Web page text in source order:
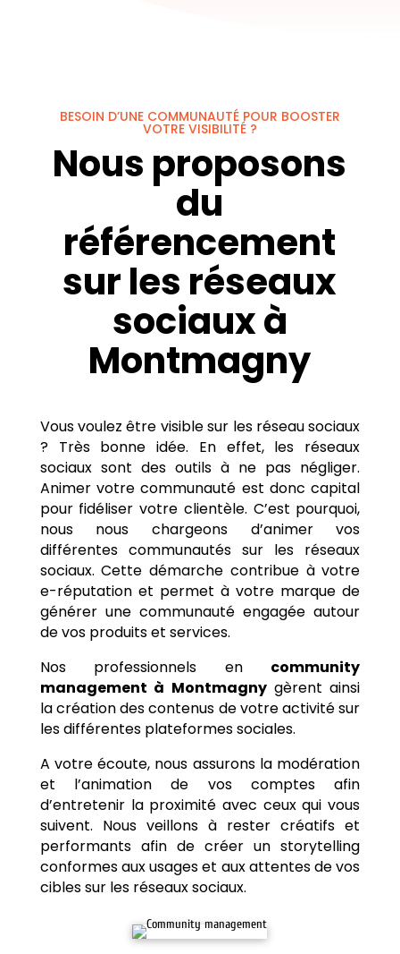
BESOIN D’UNE COMMUNAUTÉ POUR BOOSTER
VOTRE VISIBILITÉ ?
Nous proposons
du
référencement
sur les réseaux
sociaux à
Montmagny
Vous voulez être visible sur les réseau sociaux
? Très bonne idée. En effet, les réseaux
sociaux sont des outils à ne pas négliger.
Animer votre communauté est donc capital
pour fidéliser votre clientèle. C’est pourquoi,
nous nous chargeons d’animer vos
différentes communautés sur les réseaux
sociaux. Cette démarche contribue à votre
e-réputation et permet à votre marque de
générer une communauté engagée autour
de vos produits et services.
Nos professionnels en community
management à Montmagny gèrent ainsi
la création des contenus de votre activité sur
les différentes plateformes sociales.
A votre écoute, nous assurons la modération
et l’animation de vos comptes afin
d’entretenir la proximité avec ceux qui vous
suivent. Nous veillons à rester créatifs et
performants afin de créer un storytelling
conformes aux usages et aux attentes de vos
cibles sur les réseaux sociaux.